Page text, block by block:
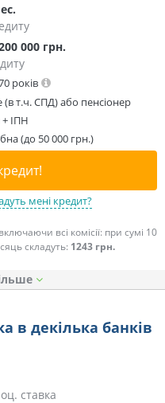
000 грн.
років
(в т.ч. СПД) або пенсіонер
ІПН
(до 50 000 грн.)
мені кредит?
всі комісії: при сумі 10
складуть: 1243 грн.
в декілька банків
ставка